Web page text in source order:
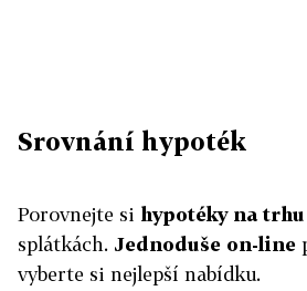
Srovnání hypoték
Porovnejte si hypotéky na trhu
splátkách. Jednoduše on-line
vyberte si nejlepší nabídku.